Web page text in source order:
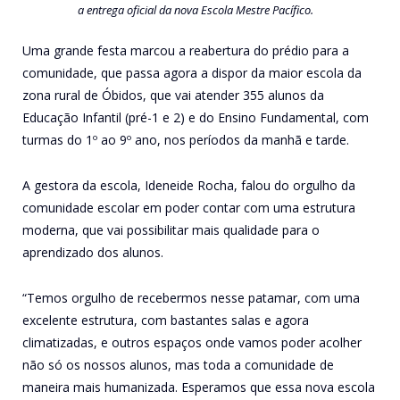
a entrega oficial da nova Escola Mestre Pacífico.
Uma grande festa marcou a reabertura do prédio para a
comunidade, que passa agora a dispor da maior escola da
zona rural de Óbidos, que vai atender 355 alunos da
Educação Infantil (pré-1 e 2) e do Ensino Fundamental, com
turmas do 1º ao 9º ano, nos períodos da manhã e tarde.
A gestora da escola, Ideneide Rocha, falou do orgulho da
comunidade escolar em poder contar com uma estrutura
moderna, que vai possibilitar mais qualidade para o
aprendizado dos alunos.
“Temos orgulho de recebermos nesse patamar, com uma
excelente estrutura, com bastantes salas e agora
climatizadas, e outros espaços onde vamos poder acolher
não só os nossos alunos, mas toda a comunidade de
maneira mais humanizada. Esperamos que essa nova escola